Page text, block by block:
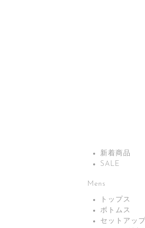
新着商品
SALE
Mens
トップス
ボトムス
セットアップ